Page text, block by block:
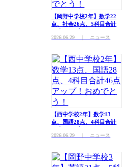
【岡野中学校2年】数学22
点、社会26点、5科目合計
2026.06.29 ｜ ニュース
【西中学校2年】数学13
点、国語28点、4科目合計
2026.06.29 ｜ ニュース